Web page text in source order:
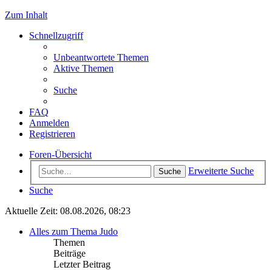
Zum Inhalt
Schnellzugriff
Unbeantwortete Themen
Aktive Themen
Suche
FAQ
Anmelden
Registrieren
Foren-Übersicht
Suche
Erweiterte Suche
Suche
Aktuelle Zeit: 08.08.2026, 08:23
Alles zum Thema Judo
Themen
Beiträge
Letzter Beitrag